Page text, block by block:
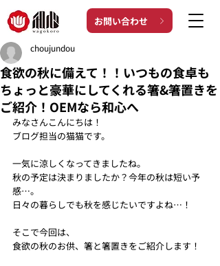
お問い合わせ
食欲の秋に備えて！！いつもの食卓も
ちょっと豪華にしてくれる箸&箸置きを
ご紹介！OEMなら和心へ
choujundou
みなさんこんにちは！
ブログ担当の猫猫です。
一気に涼しくなってきましたね。
秋の予定は決まりましたか？今年の秋は短い予
感…。
日々の暮らしでも秋を感じたいですよね…！
そこで今回は、
食欲の秋のお供、箸と箸置きをご紹介します！